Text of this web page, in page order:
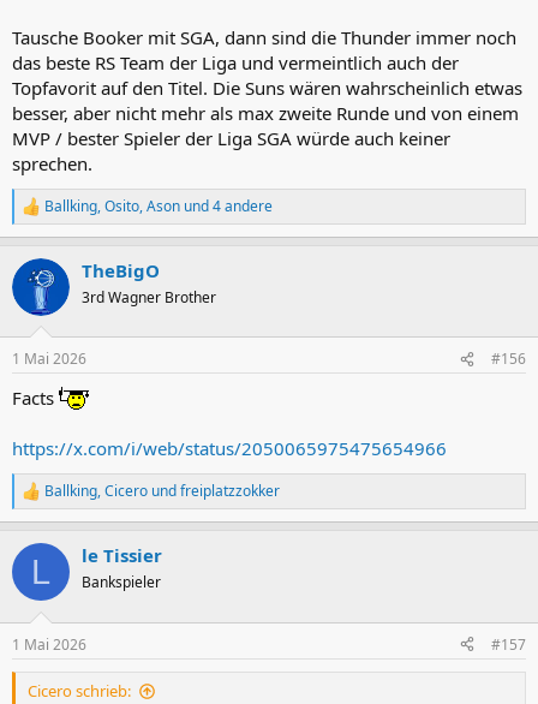
Tausche Booker mit SGA, dann sind die Thunder immer noch
das beste RS Team der Liga und vermeintlich auch der
Topfavorit auf den Titel. Die Suns wären wahrscheinlich etwas
besser, aber nicht mehr als max zweite Runde und von einem
MVP / bester Spieler der Liga SGA würde auch keiner
sprechen.
R
e
k
i
e
:
Ballking,Osito,Ason und 4 andere
TheBigO
3rd Wagner Brother
1 Mai 2026 #156
Facts
https://x.com/i/web/status/2050065975475654966
R
e
k
i
e
n
Ballking,Cicero undfreiplatzzokker
L le Tissier
Bankspieler
1 Mai 2026 #157
Cicero schrieb: